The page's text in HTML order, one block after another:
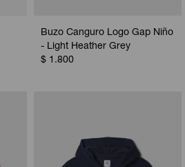
Buzo Canguro Logo Gap Niño
- Light Heather Grey
$ 1.800